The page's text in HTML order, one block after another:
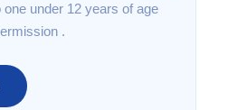
under 12 years of age
.